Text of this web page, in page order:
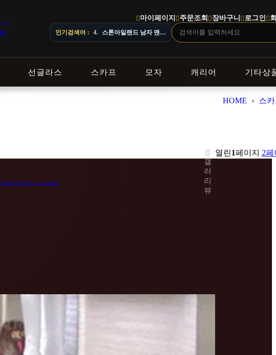
마이페이지 주문조회 장바구니 로그인
인기검색어 : 5. 오프화이트 남자 후드
선글라스 스카프 모자 캐리어 기타상
HOME › 스
갤
러
리
뷰
열린1페이지 2페